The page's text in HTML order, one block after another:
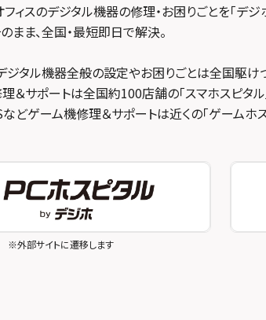
ィスのデジタル機器の修理・お困りごとを「デジ
まま、全国・最短即日で解決。
ジタル機器全般の設定やお困りごとは全国駆け
理＆サポートは全国約100店舗の「スマホスピタル
ゲーム機修理＆サポートは近くの「ゲームホ
※外部サイトに遷移します